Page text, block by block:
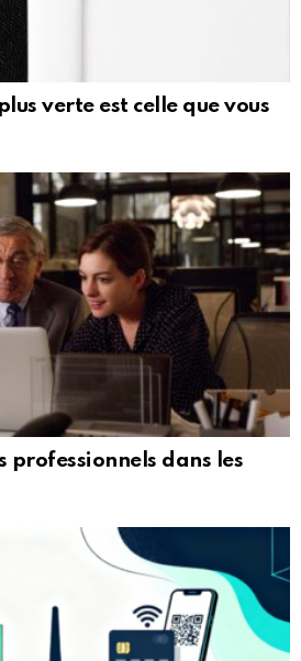
verte est celle que vous
professionnels dans les